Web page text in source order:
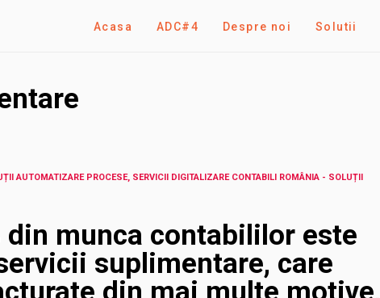
Acasa ADC#4 Despre noi Solutii
AUTOMATIZARE PROCESE, SERVICII DIGITALIZARE CONTABILI ROMÂNIA - SOLUȚII
munca contabililor este
suplimentare, care